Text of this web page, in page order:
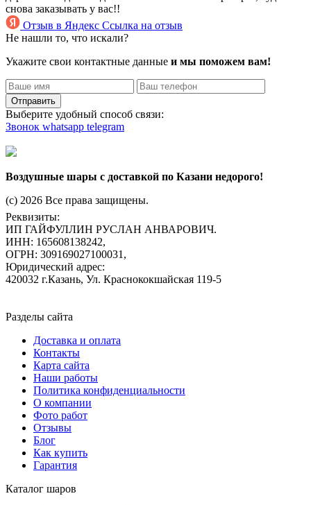
снова заказывать у вас!!
Отзыв в Яндекс Ссылка на отзыв
Не нашли то, что искали?
Укажите свои контактные данные и мы поможем вам!
Отправить
Выберите удобный способ связи:
Звонок whatsapp telegram
Воздушные шары с доставкой по Казани недорого!
(c) 2026 Все права защищены.
Реквизиты:
ИП ГАЙФУЛЛИН РУСЛАН АНВАРОВИЧ.
ИНН: 165608138242,
ОГРН: 309169027100031,
Юридический адрес:
420032 г.Казань, Ул. Краснококшайская 119-5
Разделы сайта
Доставка и оплата
Контакты
Карта сайта
Наши работы
Политика конфиденциальности
О компании
Фото работ
Отзывы
Блог
Как купить
Гарантия
Каталог шаров